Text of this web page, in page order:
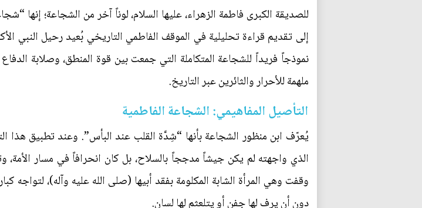
للصديقة الكبرى فاطمة الزهراء، عليها السلام، لوناً آخر من الشجاعة؛ إنها
إلى تقديم قراءة تحليلية في الموقف الفاطمي التاريخي بُعيد رحيل النبي
نموذجاً فريداً للشجاعة المتكاملة التي جمعت بين قوة المنطق، وصلابة
ملهمة للأحرار والثائرين عبر التاريخ.
التأصيل المفاهيمي: الشجاعة الفاطمية
يُعرّف ابن منظور الشجاعة بأنها “شِدَّة القلب عند البأس”. وعند تطبيق هذا
الذي واجهته لم يكن جيشاً مدججاً بالسلاح، بل كان انحرافاً في مسار الأمة،
وقفت وهي المرأة الشابة المكلومة بفقد أبيها (صلى الله عليه وآله)، لتواجه
دون أن يرف لها جفن أو يتلعثم لها لسان.